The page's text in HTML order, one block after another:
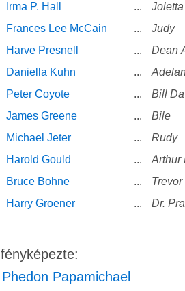
Irma P. Hall
...
Joletta
Frances Lee McCain
...
Judy
Harve Presnell
...
Dean
Daniella Kuhn
...
Peter Coyote
...
Bill
James Greene
...
Bile
Michael Jeter
...
Rudy
Harold Gould
...
Arthur
Bruce Bohne
...
Harry Groener
... Dr.
fényképezte:
Phedon Papamichael